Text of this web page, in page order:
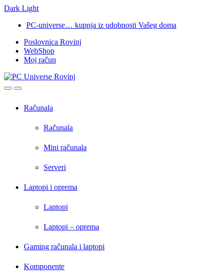
Dark Light
navigation
content
PC-universe… kupnja iz udobnosti Vašeg doma
Poslovnica Rovinj
WebShop
Moj račun
OpenClose
Računala
Računala
Mini računala
Serveri
Laptopi i oprema
Laptopi
Laptopi – oprema
Gaming računala i laptopi
Komponente